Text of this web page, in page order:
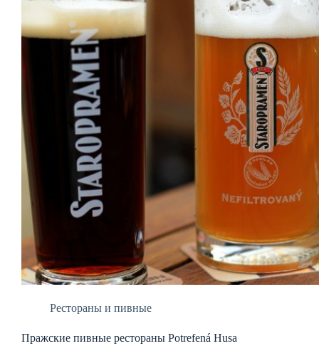
Рестораны и пивные
Пражские пивные рестораны Potrefená Husa